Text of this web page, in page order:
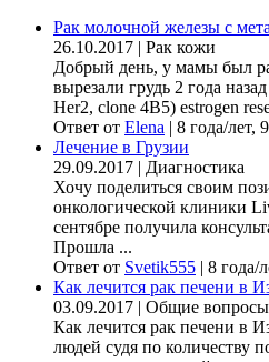
Рак молочной железы с
26.10.2017 | Рак кожи
Добрый день, у мамы был
вырезали грудь 2 года
Her2, clone 4B5) estrogen
Ответ от Elena | 8 года/лет,
Лечение в Грузии
29.09.2017 | Диагностика
Хочу поделиться своим
онкологической клиники
сентябре получила
Прошла ...
Ответ от Svetik555 | 8 года/
Как лечится рак печени в
03.09.2017 | Общие вопросы
Как лечится рак печени в
людей судя по количеству